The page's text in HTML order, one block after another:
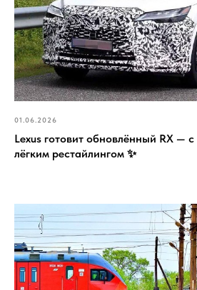
01.06.2026
Lexus готовит обновлённый RX —
лёгким рестайлингом ✨